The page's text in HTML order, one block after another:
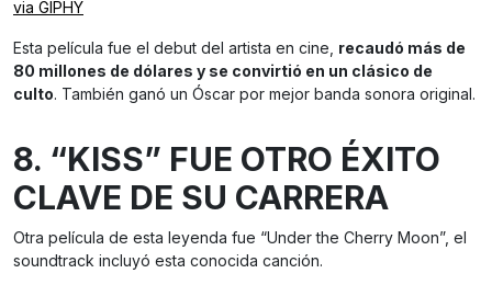
via GIPHY
Esta película fue el debut del artista en cine, recaudó más de
80 millones de dólares y se convirtió en un clásico de
culto. También ganó un Óscar por mejor banda sonora original.
8. “KISS” FUE OTRO ÉXITO
CLAVE DE SU CARRERA
Otra película de esta leyenda fue “Under the Cherry Moon”, el
soundtrack incluyó esta conocida canción.